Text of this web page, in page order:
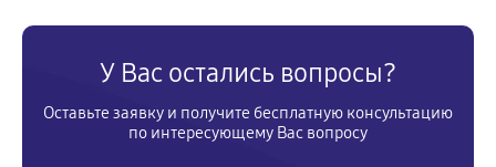
У Вас остались вопросы?
Оставьте заявку и получите бесплатную консультацию
по интересующему Вас вопросу